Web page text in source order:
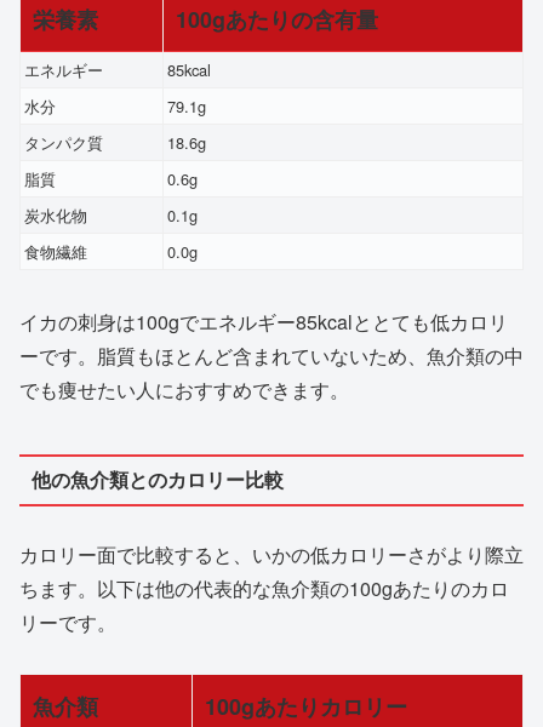
栄養素 100gあたりの含有量
エネルギー
85kcal
水分
79.1g
タンパク質
18.6g
脂質
0.6g
炭水化物
0.1g
食物繊維
0.0g
イカの刺身は100gでエネルギー85kcalととても低カロリ
ーです。脂質もほとんど含まれていないため、魚介類の中
でも痩せたい人におすすめできます。
他の魚介類とのカロリー比較
カロリー面で比較すると、いかの低カロリーさがより際立
ちます。以下は他の代表的な魚介類の100gあたりのカロ
リーです。
魚介類 100gあたりカロリー